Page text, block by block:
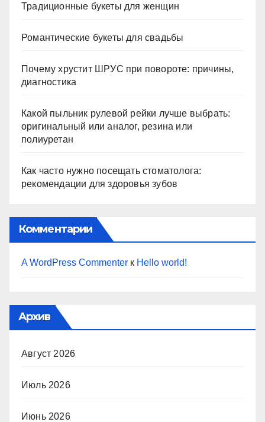
Традиционные букеты для женщин
Романтические букеты для свадьбы
Почему хрустит ШРУС при повороте: причины,
диагностика
Какой пыльник рулевой рейки лучше выбрать:
оригинальный или аналог, резина или
полиуретан
Как часто нужно посещать стоматолога:
рекомендации для здоровья зубов
Комментарии
A WordPress Commenter к Hello world!
Архив
Август 2026
Июль 2026
Июнь 2026